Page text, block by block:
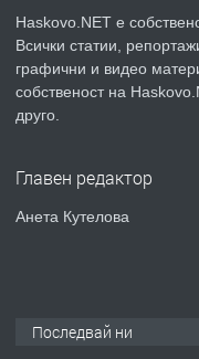
ПРЕДЛАГА
Haskovo.NET е
Всички статии,
графични и видео
собственост на
друго.
Главен редактор
Анета Кутелова
Последвай ни